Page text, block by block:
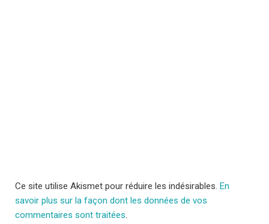
Ce site utilise Akismet pour réduire les indésirables. En
savoir plus sur la façon dont les données de vos
commentaires sont traitées.